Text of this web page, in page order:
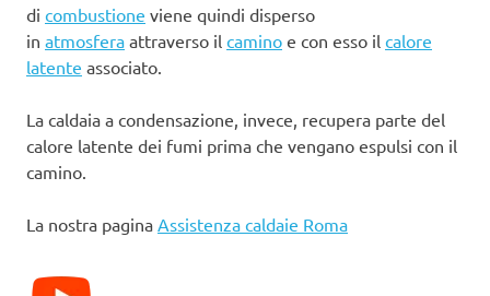
di combustione viene quindi disperso
in atmosfera attraverso il camino e con esso il calore
latente associato.
La caldaia a condensazione, invece, recupera parte del
calore latente dei fumi prima che vengano espulsi con il
camino.
La nostra pagina Assistenza caldaie Roma